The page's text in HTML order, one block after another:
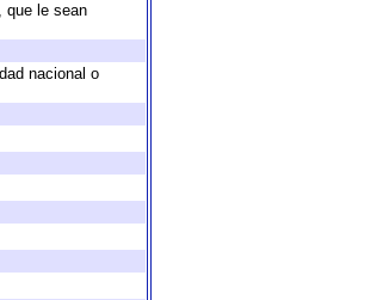
que le sean
nacional o